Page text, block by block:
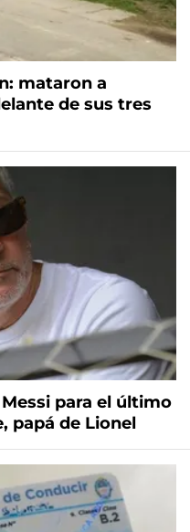
mataron a
de sus tres
para el último
papá de Lionel